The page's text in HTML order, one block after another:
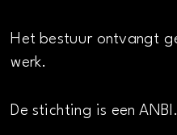
Het bestuur ontvangt
werk.
De stichting is een ANBI.